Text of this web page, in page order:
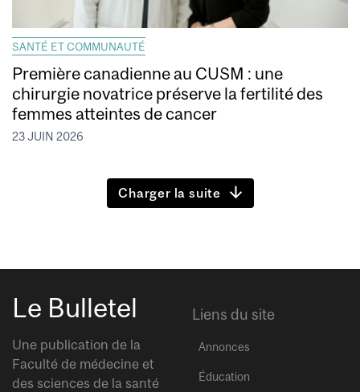
SANTÉ ET COMMUNAUTÉ
Première canadienne au CUSM : une
chirurgie novatrice préserve la fertilité des
femmes atteintes de cancer
23 JUIN 2026
Charger la suite
Le Bulletel
Une publication de la
Faculté de médecine et
des sciences de la santé
Liens du site
Annonces
Éducation